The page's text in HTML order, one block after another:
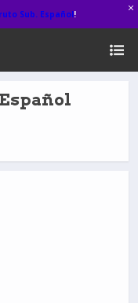
Sub. Español!